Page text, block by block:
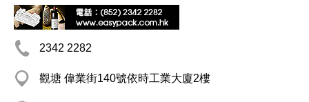
2342 2282
觀塘 偉業街140號依時工業大廈2樓